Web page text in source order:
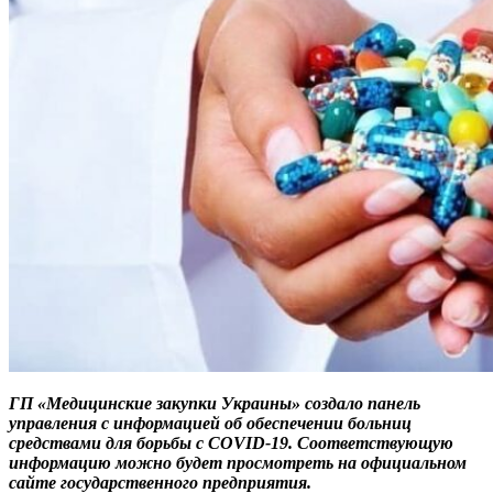
ГП «Медицинские закупки Украины» создало панель
управления с информацией об обеспечении больниц
средствами для борьбы с COVID-19. Соответствующую
информацию можно будет просмотреть на официальном
сайте государственного предприятия.